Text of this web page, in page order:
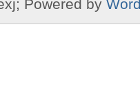
Powered by